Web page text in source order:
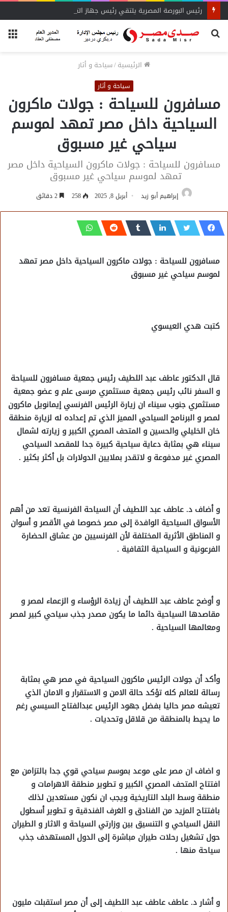
رئيس البورصة المصرية يلتقي رئيس جهاز التمثيل التجاري
بحث
الرئيسية/سياحة و أثار
سياحة و أثار
مسافرون للسياحة : جولات ماكرون
السياحية داخل مصر تمهد لموسم
سياحي غير مسبوق
مسافرون للسياحة : جولات ماكرون السياحية داخل مصر
تمهد لموسم سياحي غير مسبوق
إبراهيم أبو زيد أبريل 8, 2025 258
مسافرون للسياحة : جولات ماكرون السياحية داخل مصر تمهد
لموسم سياحي غير مسبوق
كتبت هدي العيسوي
قال الدكتور عاطف عبد اللطيف رئيس جمعية مسافرون للسياحة
و السفر نائب رئيس جمعية مستثمري مرسى علم و عضو جمعية
مستثمري جنوب سيناء ان زيارة الرئيس الفرنسي إيمانويل ماكرون
لمصر و البرنامج السياحي المميز الذي تم إعداده له لزيارة منطقة
خان الخليلي والحسين و المتحف المصري الكبير و زيارته لشمال
سيناء هي بمثابة دعاية سياحية كبيرة جدا للمقصد السياحي
المصري غير مدفوعة و لاتقدر بملايين الدولارات بل أكثر بكثير .
و أضاف د. عاطف عبد اللطيف أن السياحة الفرنسية تعد من أهم
الأسواق السياحية الوافدة إلى مصر خصوصا في الأقصر و أسوان
و المناطق الأثرية المختلفة لأن الفرنسيين من عشاق الحضارة
الفرعونية و السياحية الثقافية .
و أوضح عاطف عبد اللطيف أن زيادة الرؤساء و الزعماء لمصر و
مقاصدها السياحية دائما ما يكون مصدر جذب سياحي كبير لمصر
ومعالمها السياحية .
وأكد أن جولات الرئيس ماكرون السياحية في مصر هي بمثابة
رسالة للعالم كله تؤكد حالة الامن و الاستقرار و الامان الذي
تعيشه مصر حاليا بفضل جهود الرئيس عبدالفتاح السيسي رغم
ما يحيط بالمنطقة من قلاقل وتحديات .
و اضاف ان مصر على موعد بموسم سياحي قوي جدا بالتزامن مع
افتتاح المتحف المصري الكبير و تطوير منطقة الاهرامات و
منطقة وسط البلد التاريخية ويجب ان نكون مستعدين لذلك
بافتتاح المزيد من الفنادق و الغرف الفندقية و تطوير أسطول
النقل السياحي و التنسيق بين وزارتي السياحة و الاثار و الطيران
حول تشغيل رحلات طيران مباشرة إلى الدول المستهدف جذب
سياحة منها .
و أشار د. عاطف عاطف عبد اللطيف إلى أن مصر استقبلت مليون